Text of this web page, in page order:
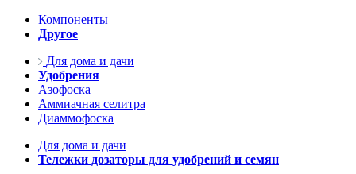
Компоненты
Другое
Для дома и дачи
Удобрения
Азофоска
Аммиачная селитра
Диаммофоска
Для дома и дачи
Тележки дозаторы для удобрений и семян